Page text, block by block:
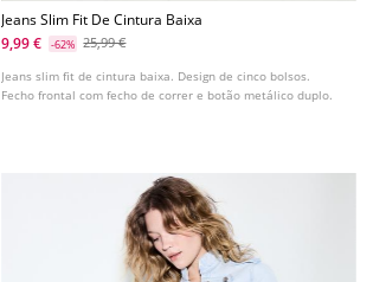
Jeans Slim Fit De Cintura Baixa
9,99 €
-62% 25,99 €
Jeans slim fit de cintura baixa. Design de cinco bolsos.
Fecho frontal com fecho de correr e botão metálico duplo.